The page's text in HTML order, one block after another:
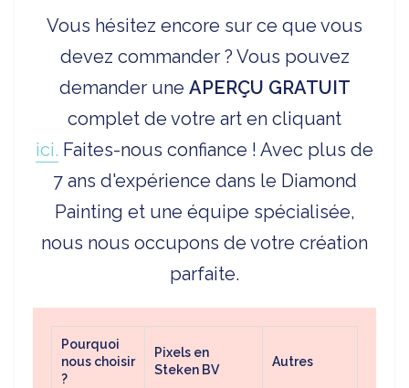
Vous hésitez encore sur ce que vous
devez commander ? Vous pouvez
demander une APERÇU GRATUIT
complet de votre art en cliquant
ici. Faites-nous confiance ! Avec plus de
7 ans d'expérience dans le Diamond
Painting et une équipe spécialisée,
nous nous occupons de votre création
parfaite.
Pourquoi
nous choisir
?
Pixels en
Steken BV
Autres